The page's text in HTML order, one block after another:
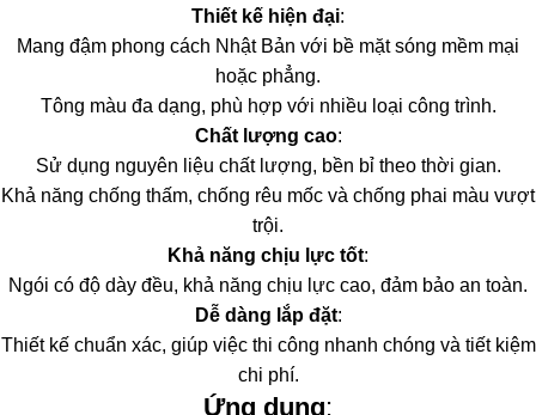
Thiết kế hiện đại:
Mang đậm phong cách Nhật Bản với bề mặt sóng mềm mại
hoặc phẳng.
Tông màu đa dạng, phù hợp với nhiều loại công trình.
Chất lượng cao:
Sử dụng nguyên liệu chất lượng, bền bỉ theo thời gian.
Khả năng chống thấm, chống rêu mốc và chống phai màu vượt
trội.
Khả năng chịu lực tốt:
Ngói có độ dày đều, khả năng chịu lực cao, đảm bảo an toàn.
Dễ dàng lắp đặt:
Thiết kế chuẩn xác, giúp việc thi công nhanh chóng và tiết kiệm
chi phí.
Ứng dụng: